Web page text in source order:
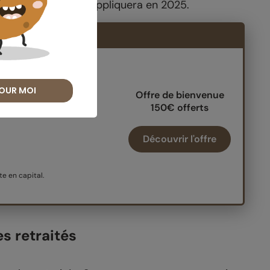
exact qui s’appliquera en 2025.
150€ offerts
en capital.
Offre de bienvenue
150€ offerts
Découvrir l'offre
retraités
MOI